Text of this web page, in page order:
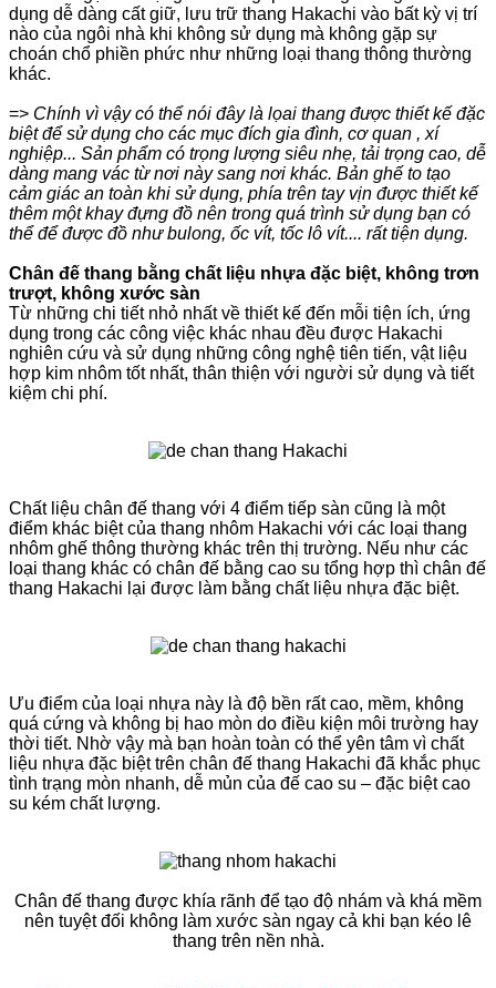
dụng dễ dàng cất giữ, lưu trữ thang Hakachi vào bất kỳ vị trí
nào của ngôi nhà khi không sử dụng mà không gặp sự
choán chổ phiền phức như những loại thang thông thường
khác.
=> Chính vì vậy có thể nói đây là lọai thang được thiết kế đặc
biệt để sử dụng cho các mục đích gia đình, cơ quan , xí
nghiệp... Sản phẩm có trọng lượng siêu nhẹ, tải trọng cao, dễ
dàng mang vác từ nơi này sang nơi khác. Bản ghế to tạo
cảm giác an toàn khi sử dụng, phía trên tay vịn được thiết kế
thêm một khay đựng đồ nên trong quá trình sử dụng bạn có
thể để được đồ như bulong, ốc vít, tốc lô vít.... rất tiện dụng.
Chân đế thang bằng chất liệu nhựa đặc biệt, không trơn
trượt, không xước sàn
Từ những chi tiết nhỏ nhất về thiết kế đến mỗi tiện ích, ứng
dụng trong các công việc khác nhau đều được Hakachi
nghiên cứu và sử dụng những công nghệ tiên tiến, vật liệu
hợp kim nhôm tốt nhất, thân thiện với người sử dụng và tiết
kiệm chi phí.
Chất liệu chân đế thang với 4 điểm tiếp sàn cũng là một
điểm khác biệt của thang nhôm Hakachi với các loại thang
nhôm ghế thông thường khác trên thị trường. Nếu như các
loại thang khác có chân đế bằng cao su tổng hợp thì chân đế
thang Hakachi lại được làm bằng chất liệu nhựa đặc biệt.
Ưu điểm của loại nhựa này là độ bền rất cao, mềm, không
quá cứng và không bị hao mòn do điều kiện môi trường hay
thời tiết. Nhờ vậy mà bạn hoàn toàn có thể yên tâm vì chất
liệu nhựa đặc biệt trên chân đế thang Hakachi đã khắc phục
tình trạng mòn nhanh, dễ mủn của đế cao su – đặc biệt cao
su kém chất lượng.
Chân đế thang được khía rãnh để tạo độ nhám và khá mềm
nên tuyệt đối không làm xước sàn ngay cả khi bạn kéo lê
thang trên nền nhà.